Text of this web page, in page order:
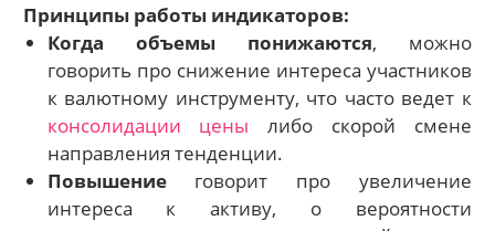
Принципы работы индикаторов:
Когда объемы понижаются, можно
говорить про снижение интереса участников
к валютному инструменту, что часто ведет к
консолидации цены либо скорой смене
направления тенденции.
Повышениеговорит про увеличение
интереса к активу, о вероятности